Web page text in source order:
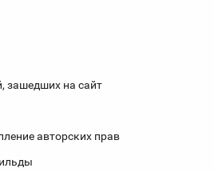
зашедших на сайт
авторских прав